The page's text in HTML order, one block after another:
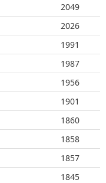
2049
2026
1991
1987
1956
1901
1860
1858
1857
1845